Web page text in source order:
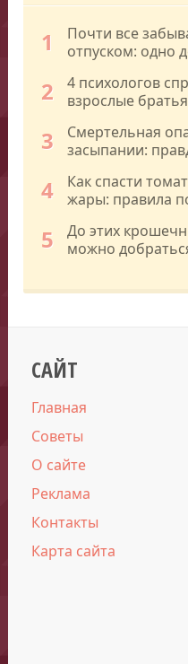
1
Почти все
отпуском: одно
2
4 психологов
взрослые
3
Смертельная
засыпании:
4
Как спасти
жары: правила
5
До этих
можно
САЙТ
Главная
Советы
О сайте
Реклама
Контакты
Карта сайта